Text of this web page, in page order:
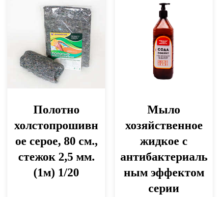
Полотно
холстопрошивн
ое серое, 80 см.,
стежок 2,5 мм.
(1м) 1/20
Мыло
хозяйственное
жидкое с
антибактериаль
ным эффектом
серии